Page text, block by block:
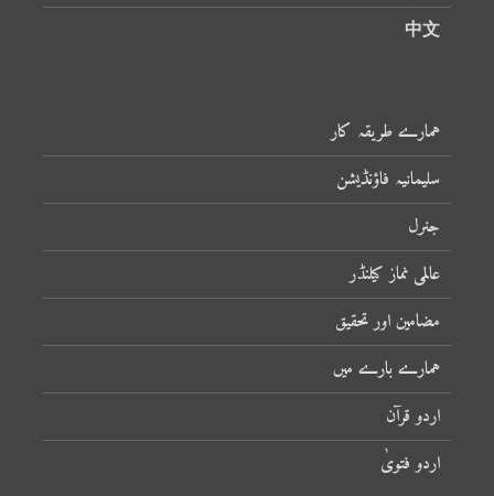
中文
ہمارے طریقہ کار
سلیمانیہ فاؤنڈیشن
جنرل
عالمی نماز کیلنڈر
مضامین اور تحقیق
ہمارے بارے میں
اردو قرآن
اردو فتویٰ